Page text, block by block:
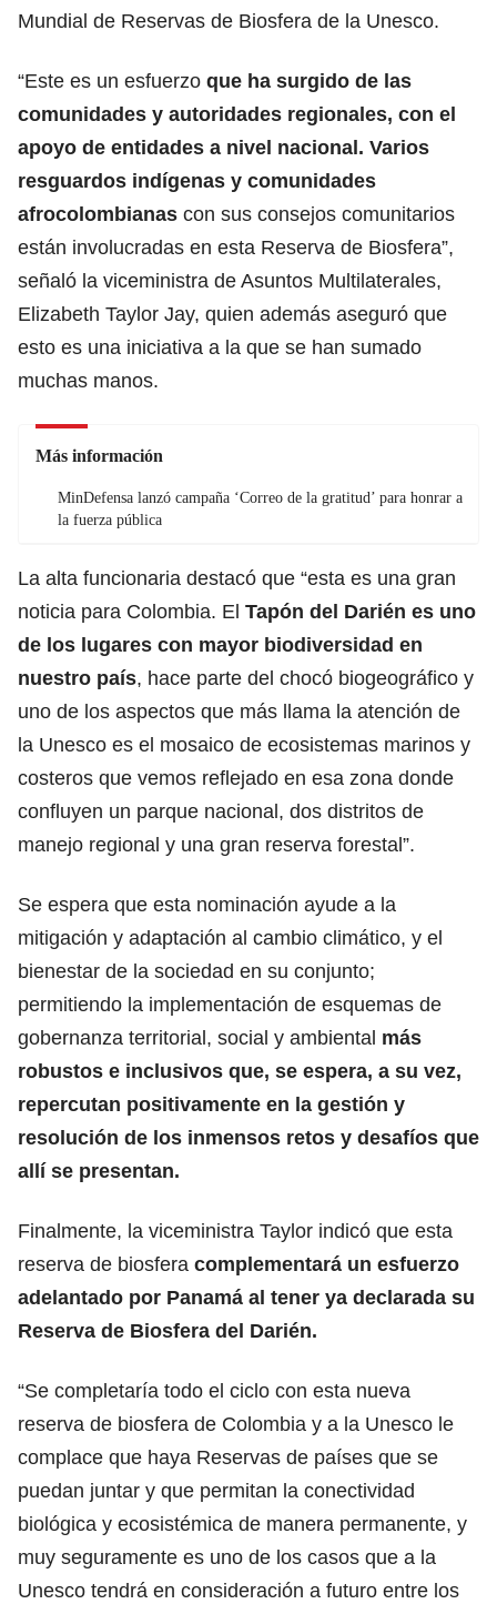
Mundial de Reservas de Biosfera de la Unesco.
“Este es un esfuerzo que ha surgido de las
comunidades y autoridades regionales, con el
apoyo de entidades a nivel nacional. Varios
resguardos indígenas y comunidades
afrocolombianas con sus consejos comunitarios
están involucradas en esta Reserva de Biosfera”,
señaló la viceministra de Asuntos Multilaterales,
Elizabeth Taylor Jay, quien además aseguró que
esto es una iniciativa a la que se han sumado
muchas manos.
Más información
MinDefensa lanzó campaña ‘Correo de la gratitud’ para honrar a
la fuerza pública
La alta funcionaria destacó que “esta es una gran
noticia para Colombia. El Tapón del Darién es uno
de los lugares con mayor biodiversidad en
nuestro país, hace parte del chocó biogeográfico y
uno de los aspectos que más llama la atención de
la Unesco es el mosaico de ecosistemas marinos y
costeros que vemos reflejado en esa zona donde
confluyen un parque nacional, dos distritos de
manejo regional y una gran reserva forestal”.
Se espera que esta nominación ayude a la
mitigación y adaptación al cambio climático, y el
bienestar de la sociedad en su conjunto;
permitiendo la implementación de esquemas de
gobernanza territorial, social y ambiental más
robustos e inclusivos que, se espera, a su vez,
repercutan positivamente en la gestión y
resolución de los inmensos retos y desafíos que
allí se presentan.
Finalmente, la viceministra Taylor indicó que esta
reserva de biosfera complementará un esfuerzo
adelantado por Panamá al tener ya declarada su
Reserva de Biosfera del Darién.
“Se completaría todo el ciclo con esta nueva
reserva de biosfera de Colombia y a la Unesco le
complace que haya Reservas de países que se
puedan juntar y que permitan la conectividad
biológica y ecosistémica de manera permanente, y
muy seguramente es uno de los casos que a la
Unesco tendrá en consideración a futuro entre los